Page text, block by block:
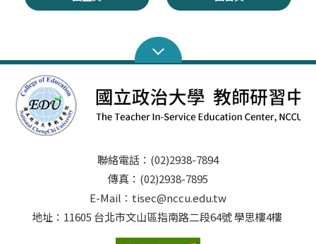
聯絡電話：(02)2938-7894
傳真：(02)2938-7895
E-Mail：tisec@nccu.edu.tw
地址：11605 台北市文山區指南路二段64號 學思樓4樓